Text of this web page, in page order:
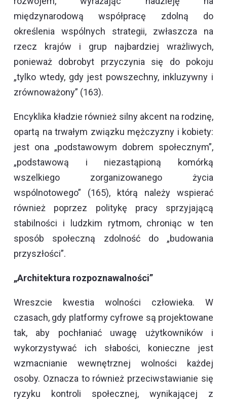
międzynarodową współpracę zdolną do
określenia wspólnych strategii, zwłaszcza na
rzecz krajów i grup najbardziej wrażliwych,
ponieważ dobrobyt przyczynia się do pokoju
„tylko wtedy, gdy jest powszechny, inkluzywny i
zrównoważony” (163).
Encyklika kładzie również silny akcent na rodzinę,
opartą na trwałym związku mężczyzny i kobiety:
jest ona „podstawowym dobrem społecznym”,
„podstawową i niezastąpioną komórką
wszelkiego zorganizowanego życia
wspólnotowego” (165), którą należy wspierać
również poprzez politykę pracy sprzyjającą
stabilności i ludzkim rytmom, chroniąc w ten
sposób społeczną zdolność do „budowania
przyszłości”.
„Architektura rozpoznawalności”
Wreszcie kwestia wolności człowieka. W
czasach, gdy platformy cyfrowe są projektowane
tak, aby pochłaniać uwagę użytkowników i
wykorzystywać ich słabości, konieczne jest
wzmacnianie wewnętrznej wolności każdej
osoby. Oznacza to również przeciwstawianie się
ryzyku kontroli społecznej, wynikającej z